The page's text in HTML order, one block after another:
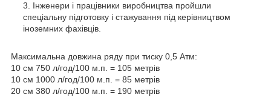
Інженери і працівники виробництва пройшли
спеціальну підготовку і стажування під керівництвом
іноземних фахівців.
Максимальна довжина ряду при тиску 0,5 Атм:
10 см 750 л/год/100 м.п. = 105 метрів
10 см 1000 л/год/100 м.п. = 85 метрів
20 см 380 л/год/100 м.п. = 190 метрів